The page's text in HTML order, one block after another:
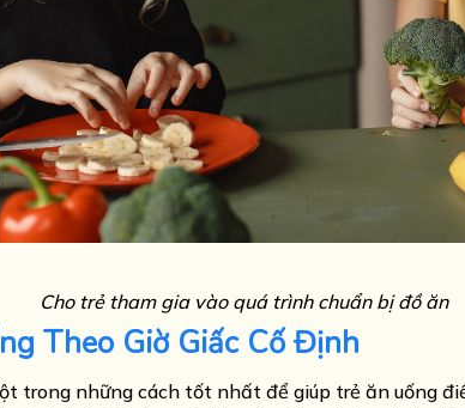
Cho trẻ tham gia vào quá trình chuẩn bị đồ ăn
Theo Giờ Giấc Cố Định
trong những cách tốt nhất để giúp trẻ ăn uống